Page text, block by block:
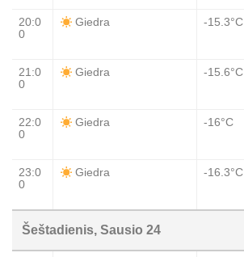
20:0
0
Giedra -15.3°C
21:0
0
Giedra -15.6°C
22:0
0
Giedra -16°C
23:0
0
Giedra -16.3°C
Šeštadienis, Sausio 24